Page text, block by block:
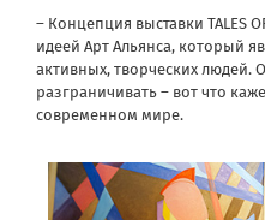
– Концепция выставки TALES
идеей Арт Альянса, который
активных, творческих людей.
разграничивать – вот что
современном мире.